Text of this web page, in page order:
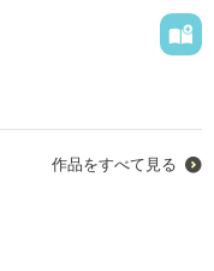
作品をすべて見る